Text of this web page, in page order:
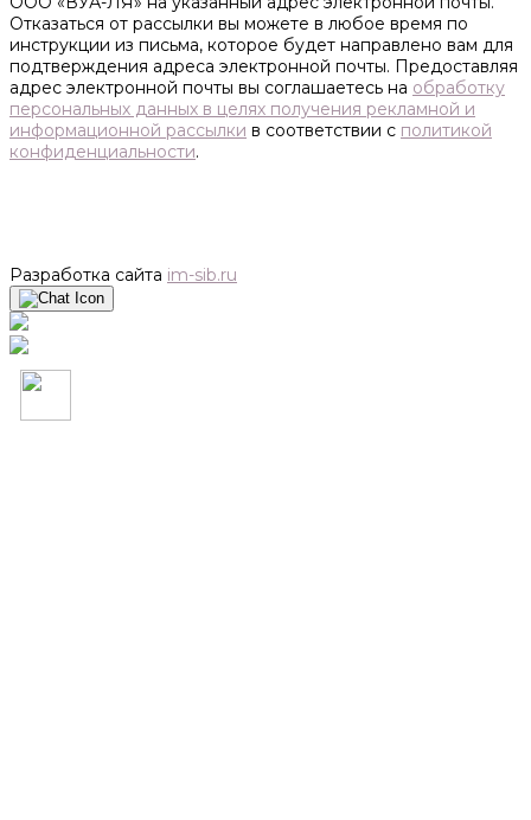
Отказаться от рассылки вы можете в любое время по
инструкции из письма, которое будет направлено вам для
подтверждения адреса электронной почты. Предоставляя
адрес электронной почты вы соглашаетесь на обработку
персональных данных в целях получения рекламной и
информационной рассылки в соответствии с политикой
конфиденциальности.
Разработка сайта im-sib.ru